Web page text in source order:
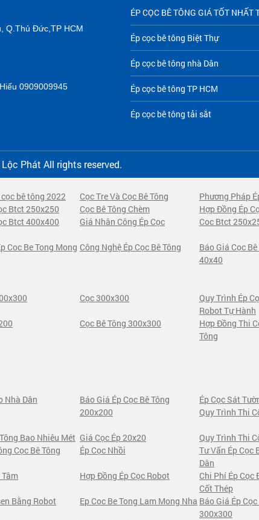
Q.Thủ Đức,TP HCM
0909009945
ÉP CỌC BÊ TÔNG GIÁ TỐT NHẤT
Ép cọc bê tông Biệt Thự
Ép cọc bê tông nhà Dân
Ép cọc bê tông TP HCM
Ép cọc bê tông tải sắt
Lộc Phát All rights reserved.
bê tông 2022 Cọc Tre Và Cọc Bê Tông Phương Pháp
Btct 250x250 Cọc Bê Tông Chèm Hợp Đồng Ép
Btct 400x400 Giá Nhân Công Ép Cọc Coc Btct
Coc Be Tong Mong Công Nghệ Ép Cọc Bê Tông
Báo Giá Cọc
40x40
Cọc 300x300
Quy Trình Ép
Robot Tự Hành
Cọc Bê Tông 300x300
Hợp Đồng Thi
Tông
Nhà Dân
Báo Giá Ép Cọc Bê Tông
200x200
Ép Cọc Sát
Quy Trình Thi
Bao Nhiêu Mét Giá Cọc Ép 20x20 Quy Trình Thi
Cọc Bê Tông
Ép Cọc Nhồi
Tư Vấn Ép Cọc
Dân
Tâm Hợp Đồng Ép Cọc Robot
Chi Phí Ép Cọc
Cốt Thép
Bằng Robot Ep Coc Be Tong Lam Mong Nha Báo Giá Ép Cọc
300x300